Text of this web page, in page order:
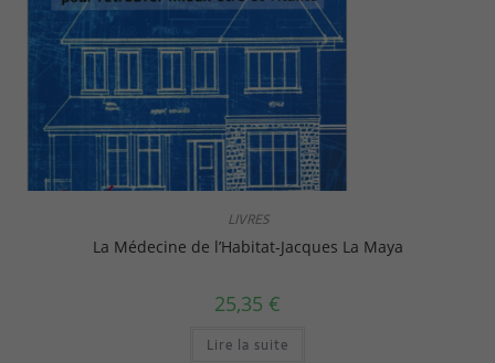
LIVRES
La Médecine de l’Habitat-Jacques La Maya
25,35 €
Lire la suite